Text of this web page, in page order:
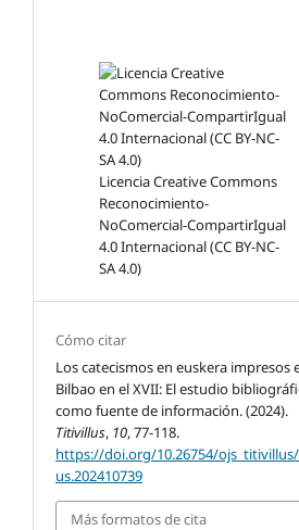
Licencia Creative Commons
Reconocimiento-
NoComercial-CompartirIgual
4.0 Internacional (CC BY-NC-
SA 4.0)
Cómo citar
Los catecismos en euskera impresos
Bilbao en el XVII: El estudio
como fuente de información. (2024).
Titivillus, 10, 77-118.
https://doi.org/10.26754/
us.202410739
Más formatos de cita